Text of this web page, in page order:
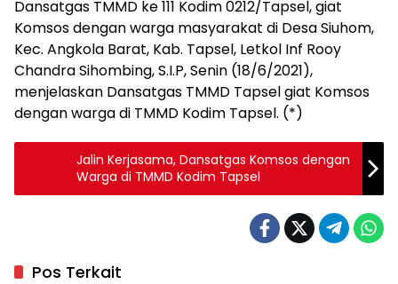
Dansatgas TMMD ke 111 Kodim 0212/Tapsel, giat
Komsos dengan warga masyarakat di Desa Siuhom,
Kec. Angkola Barat, Kab. Tapsel, Letkol Inf Rooy
Chandra Sihombing, S.I.P, Senin (18/6/2021),
menjelaskan Dansatgas TMMD Tapsel giat Komsos
dengan warga di TMMD Kodim Tapsel. (*)
Jalin Kerjasama, Dansatgas Komsos dengan
Warga di TMMD Kodim Tapsel
Pos Terkait